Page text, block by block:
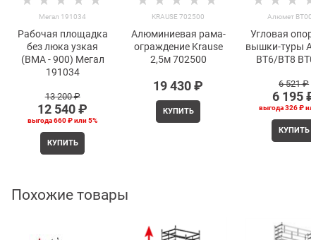
Мегал 191034
Рабочая площадка
без люка узкая
(ВМА - 900) Мегал
191034
13 200 ₽
12 540 ₽
выгода660 ₽или5%
КУПИТЬ
KRAUSE 702500
Алюминиевая рама-
ограждение Krause
2,5м 702500
19 430 ₽
КУПИТЬ
Алюмет
Угловая
вышки-туры
ВТ6/ВТ8
6 521 ₽
6 195 ₽
выгода326 ₽
КУПИТЬ
Похожие товары